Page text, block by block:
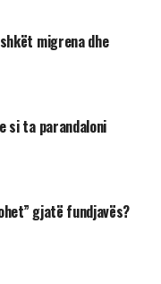
migrena dhe
si ta parandaloni
gjatë fundjavës?